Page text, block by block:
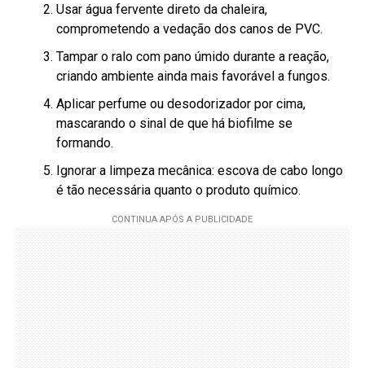
Usar água fervente direto da chaleira,
comprometendo a vedação dos canos de PVC.
Tampar o ralo com pano úmido durante a reação,
criando ambiente ainda mais favorável a fungos.
Aplicar perfume ou desodorizador por cima,
mascarando o sinal de que há biofilme se
formando.
Ignorar a limpeza mecânica: escova de cabo longo
é tão necessária quanto o produto químico.